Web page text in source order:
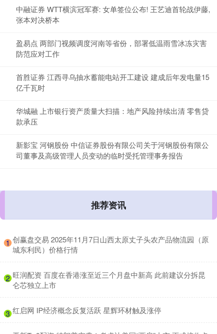
中融证券 WTT横滨冠军赛: 女单签位公布! 王艺迪首轮战伊藤,
张本对决桥本
盈易点 两部门视频调度河南等省份，部署低温雨雪冰冻灾害
防范应对工作
首胜证券 江西寻乌抽水蓄能电站开工建设 建成后年发电量15
亿千瓦时
华城融 上市银行资产质量大扫描：地产风险持续出清 零售贷
款承压
新影宝 河钢股份 中信证券股份有限公司关于河钢股份有限公
司董事及高级管理人员变动的临时受托管理事务报告
推荐资讯
1 ​创赢盘交易 2025年11月7日山西太原丈子头农产品物流园（原
城东利民）价格行情
2 ​旺润配资 百度在香港涨至近三个月盘中新高 此前建议分拆昆
仑芯独立上市
3 ​红启网 IP经济概念反复活跃 星辉环材触及涨停